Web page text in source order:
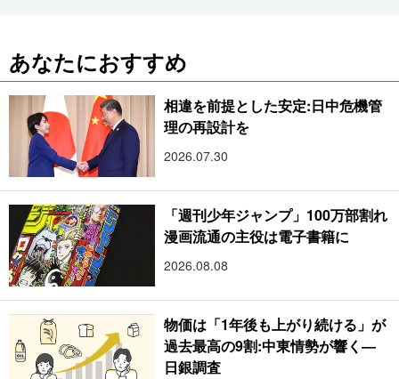
あなたにおすすめ
相違を前提とした安定:日中危機管
理の再設計を
2026.07.30
「週刊少年ジャンプ」100万部割れ
漫画流通の主役は電子書籍に
2026.08.08
物価は「1年後も上がり続ける」が
過去最高の9割:中東情勢が響く―
日銀調査